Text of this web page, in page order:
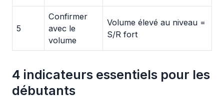
5
Confirmer
avec le
volume
Volume élevé au niveau =
S/R fort
4 indicateurs essentiels pour les
débutants